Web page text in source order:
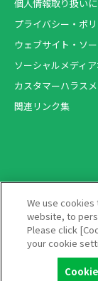
個人情報取り扱い
プライバシー・ポ
ウェブサイト・ソ
ソーシャルメディ
カスタマーハラス
関連リンク集
We use
website, to
Please click
your cookie